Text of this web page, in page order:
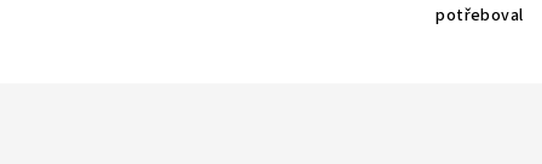
potřeboval